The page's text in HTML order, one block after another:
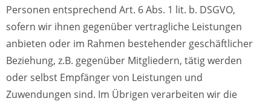
Personen entsprechend Art. 6 Abs. 1 lit. b. DSGVO,
sofern wir ihnen gegenüber vertragliche Leistungen
anbieten oder im Rahmen bestehender geschäftlicher
Beziehung, z.B. gegenüber Mitgliedern, tätig werden
oder selbst Empfänger von Leistungen und
Zuwendungen sind. Im Übrigen verarbeiten wir die